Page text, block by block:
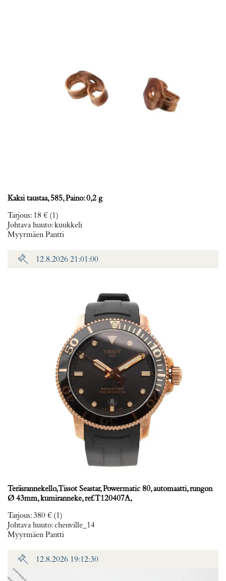
Kaksi taustaa, 585, Paino: 0,2 g
Tarjous: 18 € (1)
Johtava huuto:kuukkeli
Myyrmäen Pantti
12.8.2026 21:01:00
Teräsrannekello, Tissot Seastar, Powermatic 80, automaatti, rungon
Ø 43mm, kumiranneke, ref. T120407A,
Tarjous:380 € (1)
Johtava huuto:chenville_14
Myyrmäen Pantti
12.8.2026 19:12:30